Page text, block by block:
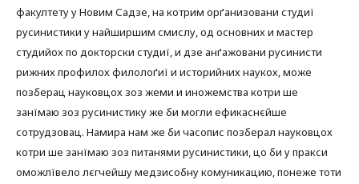
факултету у Новим Садзе, на котрим орґанизовани студиї
русинистики у найширшим смислу, од основних и мастер
студийох по докторски студиї, и дзе анґажовани русинисти
рижних профилох филолоґиї и историйних наукох, може
позберац науковцох зоз жеми и иножемства котри ше
занїмаю зоз русинистику же би могли ефикаснєйше
сотрудзовац. Намира нам же би часопис позберал науковцох
котри ше занїмаю зоз питанями русинистики, цо би у пракси
оможлївело лєгчейшу медзисобну комуникацию, понеже тоти